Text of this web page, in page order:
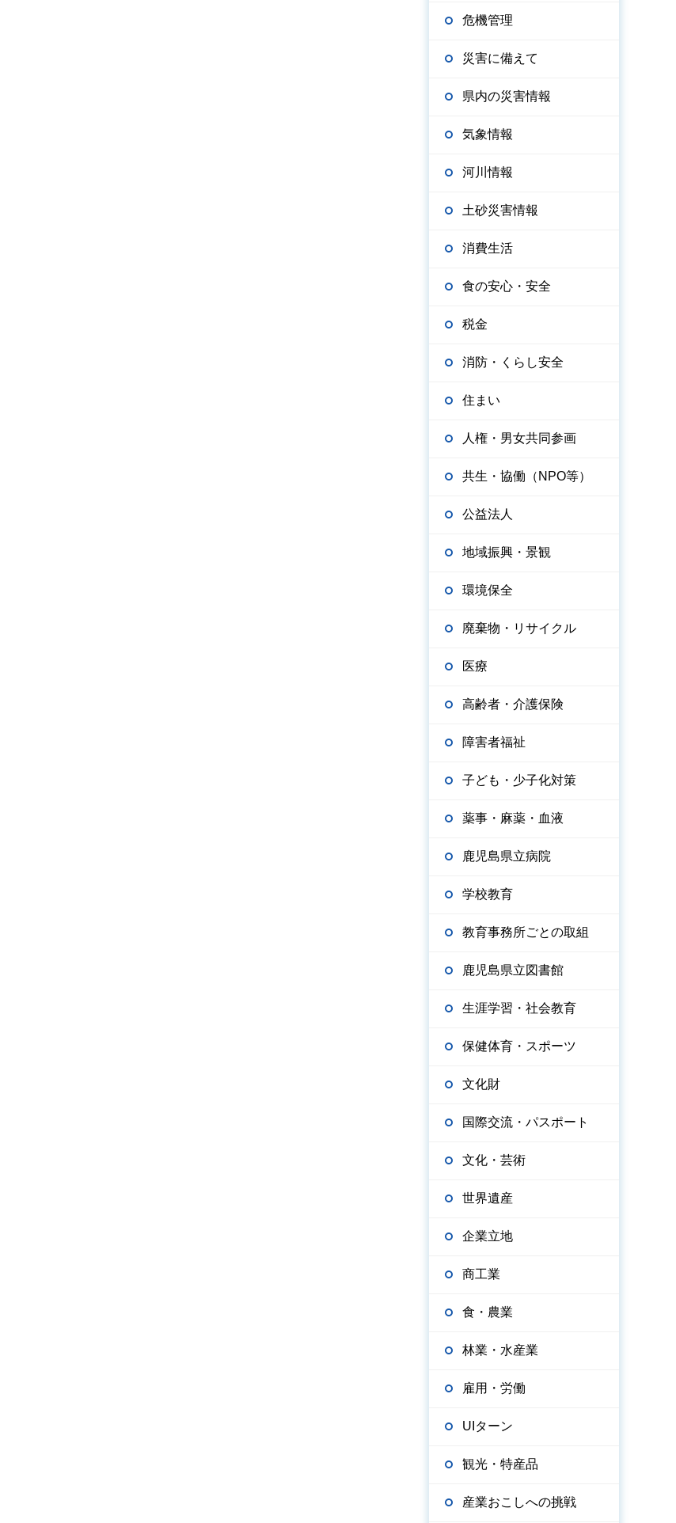
危機管理
災害に備えて
県内の災害情報
気象情報
河川情報
土砂災害情報
消費生活
食の安心・安全
税金
消防・くらし安全
住まい
人権・男女共同参画
共生・協働（NPO等）
公益法人
地域振興・景観
環境保全
廃棄物・リサイクル
医療
高齢者・介護保険
障害者福祉
子ども・少子化対策
薬事・麻薬・血液
鹿児島県立病院
学校教育
教育事務所ごとの取組
鹿児島県立図書館
生涯学習・社会教育
保健体育・スポーツ
文化財
国際交流・パスポート
文化・芸術
世界遺産
企業立地
商工業
食・農業
林業・水産業
雇用・労働
UIターン
観光・特産品
産業おこしへの挑戦